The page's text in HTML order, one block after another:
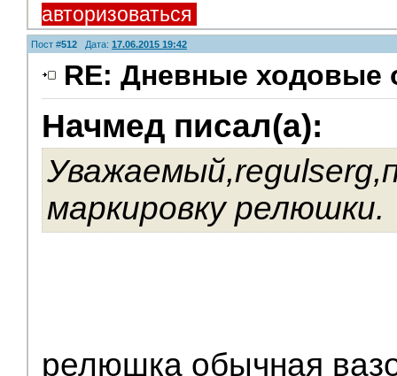
авторизоваться
Пост #512 Дата: 17.06.2015 19:42
RE: Дневные ходовые
Начмед писал(а):
маркировку релюшки.
релюшка обычная